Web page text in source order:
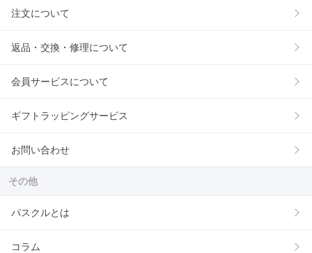
注文について
返品・交換・修理について
会員サービスについて
ギフトラッピングサービス
お問い合わせ
その他
パスクルとは
コラム